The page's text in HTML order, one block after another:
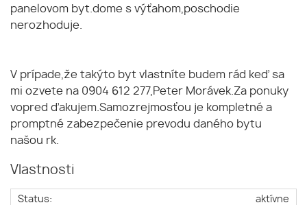
panelovom byt.dome s výťahom,poschodie
nerozhoduje.
V prípade,že takýto byt vlastníte budem rád keď sa
mi ozvete na 0904 612 277,Peter Morávek.Za ponuky
vopred ďakujem.Samozrejmosťou je kompletné a
promptné zabezpečenie prevodu daného bytu
našou rk.
Vlastnosti
Status:
aktívne